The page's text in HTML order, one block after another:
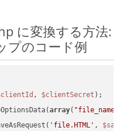
に変換する方法:
プのコード例
, $clientSecret
array( "file_name"
'file.HTML' ,